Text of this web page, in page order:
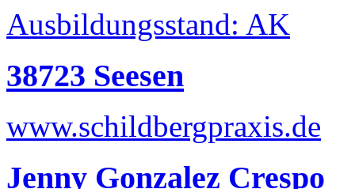
Ausbildungsstand: AK
38723 Seesen
www.schildbergpraxis.de
Jenny Gonzalez Crespo